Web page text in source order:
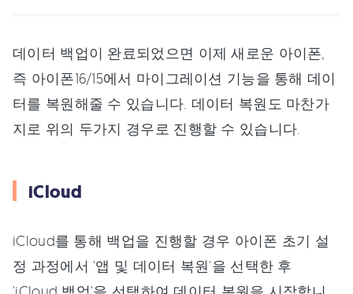
데이터 백업이 완료되었으면 이제 새로운 아이폰,
즉 아이폰16/15에서 마이그레이션 기능을 통해 데이
터를 복원해줄 수 있습니다. 데이터 복원도 마찬가
지로 위의 두가지 경우로 진행할 수 있습니다.
iCloud
iCloud를 통해 백업을 진행할 경우 아이폰 초기 설
정 과정에서 '앱 및 데이터 복원'을 선택한 후